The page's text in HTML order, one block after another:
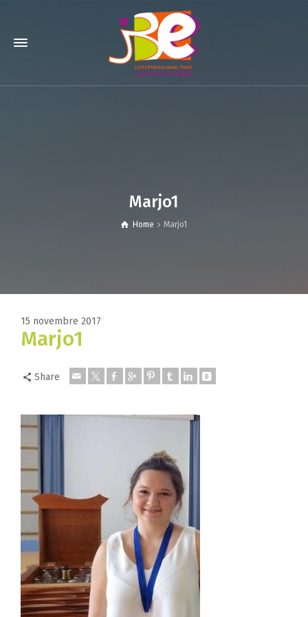
Marjo1
Home Marjo1
15 novembre 2017
Marjo1
Share